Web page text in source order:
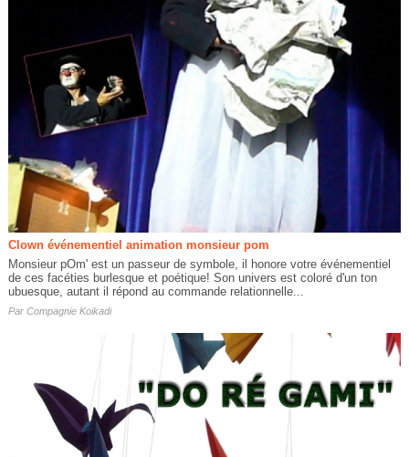
Clown événementiel animation monsieur pom
Monsieur pOm' est un passeur de symbole, il honore votre événementiel
de ces facéties burlesque et poétique! Son univers est coloré d'un ton
ubuesque, autant il répond au commande relationnelle...
Par Compagnie Koikadi